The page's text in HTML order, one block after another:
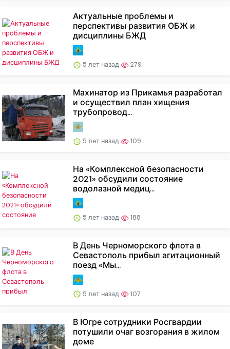
Актуальные проблемы и
перспективы развития ОБЖ и
дисциплины БЖД
5 лет назад 279
Махинатор из Прикамья разработал
и осуществил план хищения
трубопровод...
5 лет назад 109
На «Комплексной безопасности
2021» обсудили состояние
водолазной медиц...
5 лет назад 188
В День Черноморского флота в
Севастополь прибыл агитационный
поезд «Мы...
5 лет назад 107
В Югре сотрудники Росгвардии
потушили очаг возгорания в жилом
доме